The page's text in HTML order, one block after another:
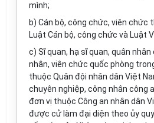
mình;
b) Cán bộ, công chức, viên chức
Luật Cán bộ, công chức và Luật
c) Sĩ quan, hạ sĩ quan, quân
nhân, viên chức quốc phòng
thuộc Quân đội nhân dân Việt
chuyên nghiệp, công nhân công
đơn vị thuộc Công an nhân dân
được cử làm đại diện theo ủy